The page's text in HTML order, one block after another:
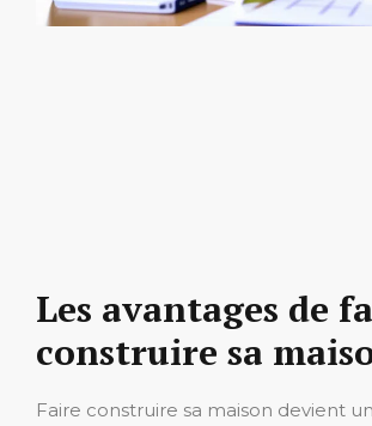
Les avantages de
construire sa
Faire construire sa maison devient